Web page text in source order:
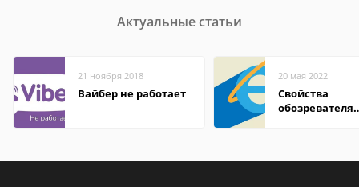
Актуальные статьи
21 ноября 2018
Вайбер не работает
20 мая 2022
Свойства
обозревателя